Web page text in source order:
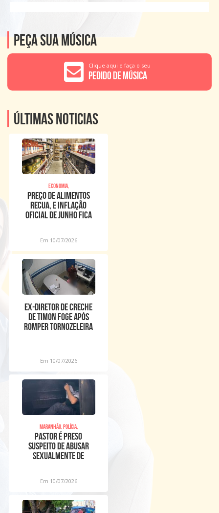
Peça sua música
Clique aqui e faça o seu
Pedido de Música
Últimas noticias
Economia,
Preço de alimentos
recua, e inflação
oficial de junho fica
Em 10/07/2026
Ex-diretor de creche
de Timon foge após
romper tornozeleira
Em 10/07/2026
Maranhão, Polícia,
Pastor é preso
suspeito de abusar
sexualmente de
Em 10/07/2026